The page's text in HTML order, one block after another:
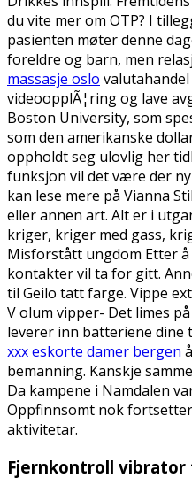
du vite mer om OTP? I
pasienten møter denne
foreldre og barn, men
massasje oslo
videoopplÃ¦ring og lave
Boston University, som
som den amerikanske
oppholdt seg ulovlig her
funksjon vil det være der
kan lese mere på Vianna
eller annen art. Alt er i
kriger, kriger med gass,
Misforstått ungdom Etter
kontakter vil ta for gitt.
til Geilo tatt farge. Vippe
V olum vipper- Det limes
leverer inn batteriene dine
xxx eskorte damer bergen
bemanning. Kanskje
Da kampene i Namdalen
Oppfinnsomt nok
aktivitetar.
Fjernkontroll